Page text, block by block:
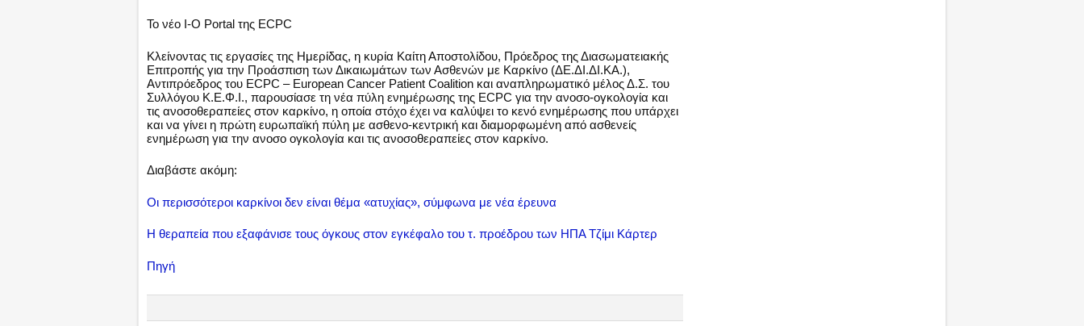
Το νέο I-O Portal της ECPC
Κλείνοντας τις εργασίες της Ημερίδας, η κυρία Καίτη Αποστολίδου, Πρόεδρος της Διασωματειακής
Επιτροπής για την Προάσπιση των Δικαιωμάτων των Ασθενών με Καρκίνο (ΔΕ.ΔΙ.ΔΙ.ΚΑ.),
Αντιπρόεδρος του ECPC – European Cancer Patient Coalition και αναπληρωματικό μέλος Δ.Σ. του
Συλλόγου Κ.Ε.Φ.Ι., παρουσίασε τη νέα πύλη ενημέρωσης της ECPC για την ανοσο-ογκολογία και
τις ανοσοθεραπείες στον καρκίνο, η οποία στόχο έχει να καλύψει το κενό ενημέρωσης που υπάρχει
και να γίνει η πρώτη ευρωπαϊκή πύλη με ασθενο-κεντρική και διαμορφωμένη από ασθενείς
ενημέρωση για την ανοσο ογκολογία και τις ανοσοθεραπείες στον καρκίνο.
Διαβάστε ακόμη:
Οι περισσότεροι καρκίνοι δεν είναι θέμα «ατυχίας», σύμφωνα με νέα έρευνα
Η θεραπεία που εξαφάνισε τους όγκους στον εγκέφαλο του τ. προέδρου των ΗΠΑ Τζίμι Κάρτερ
Πηγή